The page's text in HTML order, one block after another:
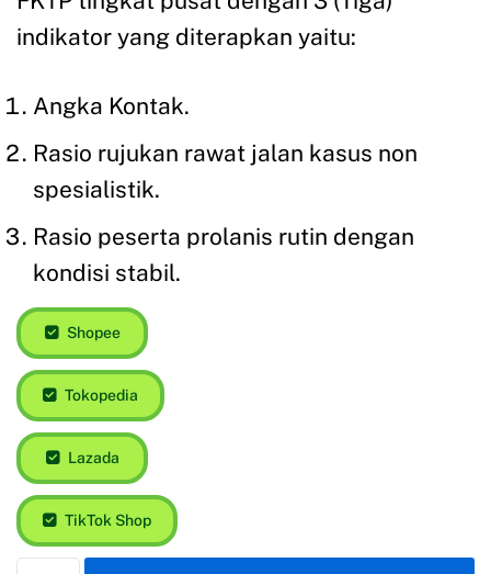
indikator yang diterapkan yaitu:
Angka Kontak.
Rasio rujukan rawat jalan kasus non
spesialistik.
Rasio peserta prolanis rutin dengan
kondisi stabil.
Shopee
Tokopedia
Lazada
TikTok Shop